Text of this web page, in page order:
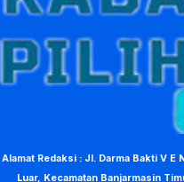
Alamat Redaksi : Jl. Darma Bakti V E
Luar, Kecamatan Banjarmasin